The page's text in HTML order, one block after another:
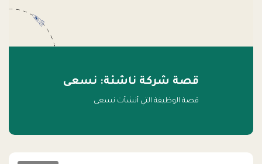
قصة شركة ناشئة: نسعى
قصة الوظيفة التي أنشأت نسعى